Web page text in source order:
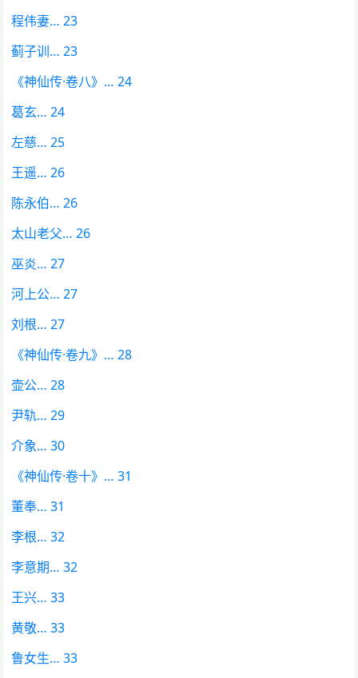
程伟妻… 23
蓟子训… 23
《神仙传·卷八》… 24
葛玄… 24
左慈… 25
王遥… 26
陈永伯… 26
太山老父… 26
巫炎… 27
河上公… 27
刘根… 27
《神仙传·卷九》… 28
壶公… 28
尹轨… 29
介象… 30
《神仙传·卷十》… 31
董奉… 31
李根… 32
李意期… 32
王兴… 33
黄敬… 33
鲁女生… 33